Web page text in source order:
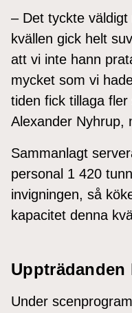
– Det tyckte
kvällen gick helt
att vi inte hann
mycket som vi
tiden fick tillaga
Alexander Nyhrup,
Sammanlagt
personal 1 420
invigningen, så
kapacitet denna
Under